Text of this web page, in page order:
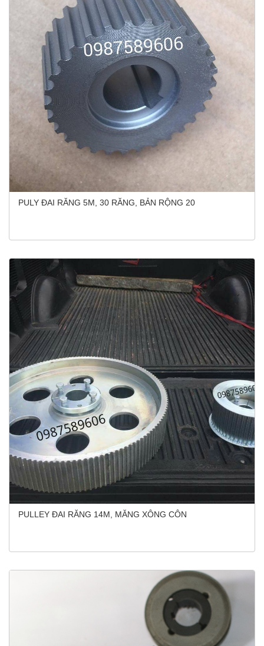
PULY ĐAI RĂNG 5M, 30 RĂNG, BẢN RỘNG 20
PULLEY ĐAI RĂNG 14M, MĂNG XÔNG CÔN